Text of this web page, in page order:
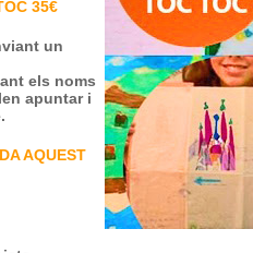
35€
un
els noms
apuntar i
AQUEST